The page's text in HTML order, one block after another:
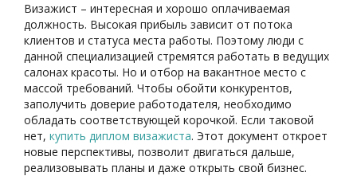
Визажист – интересная и хорошо оплачиваемая
должность. Высокая прибыль зависит от потока
клиентов и статуса места работы. Поэтому люди с
данной специализацией стремятся работать в ведущих
салонах красоты. Но и отбор на вакантное место с
массой требований. Чтобы обойти конкурентов,
заполучить доверие работодателя, необходимо
обладать соответствующей корочкой. Если таковой
нет, купить диплом визажиста. Этот документ откроет
новые перспективы, позволит двигаться дальше,
реализовывать планы и даже открыть свой бизнес.